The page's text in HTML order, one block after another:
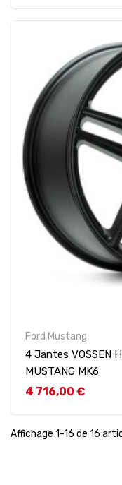
Ford Mustang
4 Jantes VOSSEN
MUSTANG MK6
Prix
4 716,00 €
Affichage 1-16 de 16